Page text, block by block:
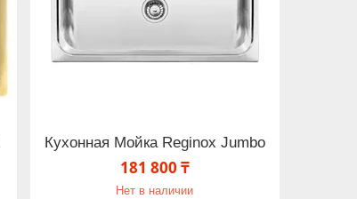
Кухонная Мойка Reginox Jumbo
181 800 ₸
Нет в наличии